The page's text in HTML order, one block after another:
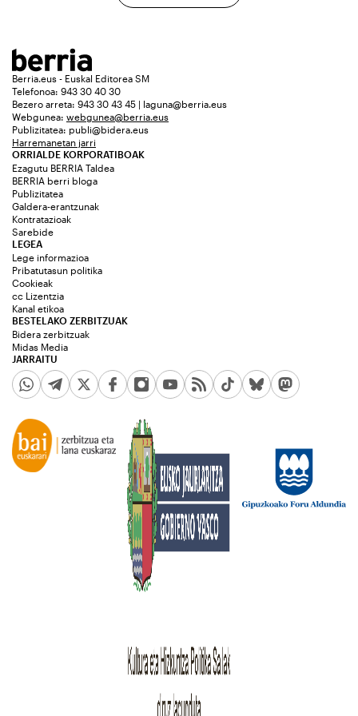
Berria.eus - Euskal Editorea SM
Telefonoa: 943 30 40 30
Bezero arreta: 943 30 43 45 | laguna@berria.eus
Webgunea: webgunea@berria.eus
Publizitatea: publi@bidera.eus
Harremanetan jarri
ORRIALDE KORPORATIBOAK
Ezagutu BERRIA Taldea
BERRIA berri bloga
Publizitatea
Galdera-erantzunak
Kontratazioak
Sarebide
JARRAITU
LEGEA
Lege informazioa
Pribatutasun politika
Cookieak
cc Lizentzia
Kanal etikoa
BESTELAKO ZERBITZUAK
Bidera zerbitzuak
Midas Media